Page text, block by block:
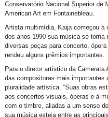
Conservatório Nacional Superior de
American Art em Fontainebleau.
Artista multimídia, Kaija começou a
dos anos 1990 sua música se
diversas peças para concerto,
rendeu alguns prêmios importantes.
Para o diretor artístico da
das compositoras mais importantes
pluralidade artística. “Suas obras
aos concertos visuais, óperas e à
com o timbre, aliadas a um senso
sua música esteja entre as